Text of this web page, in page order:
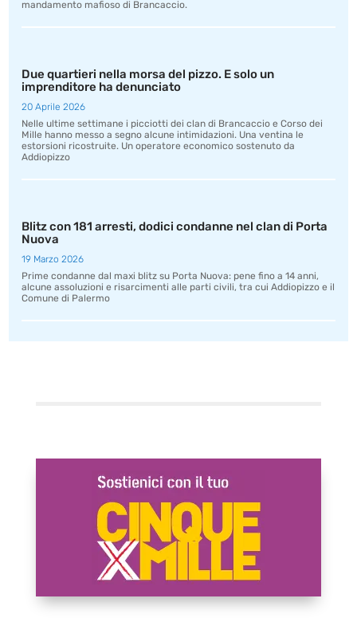
mandamento mafioso di Brancaccio.
Due quartieri nella morsa del pizzo. E solo un
imprenditore ha denunciato
20 Aprile 2026
Nelle ultime settimane i picciotti dei clan di Brancaccio e Corso dei
Mille hanno messo a segno alcune intimidazioni. Una ventina le
estorsioni ricostruite. Un operatore economico sostenuto da
Addiopizzo
Blitz con 181 arresti, dodici condanne nel clan di Porta
Nuova
19 Marzo 2026
Prime condanne dal maxi blitz su Porta Nuova: pene fino a 14 anni,
alcune assoluzioni e risarcimenti alle parti civili, tra cui Addiopizzo e il
Comune di Palermo